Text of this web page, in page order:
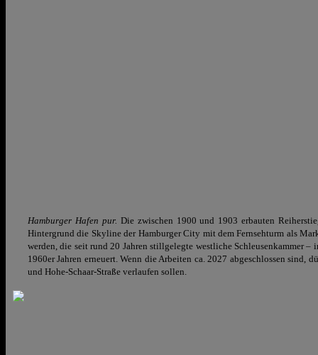
Hamburger Hafen pur. Die zwischen 1900 und 1903 erbauten
Hintergrund die Skyline der Hamburger City mit dem Fernsehturm als
werden, die seit rund 20 Jahren stillgelegte westliche Schleusenkammer
1960er Jahren erneuert. Wenn die Arbeiten ca. 2027 abgeschlossen sind,
und Hohe-Schaar-Straße verlaufen sollen.